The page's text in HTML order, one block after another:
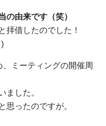
の由来です（笑）
拝借したのでした！
ミーティングの開催周
ました。
思ったのですが。